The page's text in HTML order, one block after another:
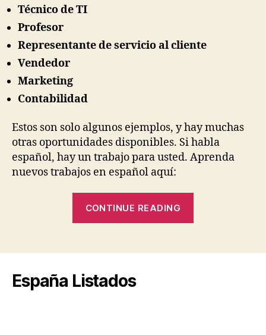
Técnico de TI
Profesor
Representante de servicio al cliente
Vendedor
Marketing
Contabilidad
Estos son solo algunos ejemplos, y hay muchas
otras oportunidades disponibles. Si habla
español, hay un trabajo para usted. Aprenda
nuevos trabajos en español aquí:
CONTINUE READING
España Listados